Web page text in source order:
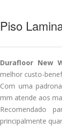
Piso
Durafloor New
melhor custo-
Com uma
mm atende aos
Recomendado
principalmente